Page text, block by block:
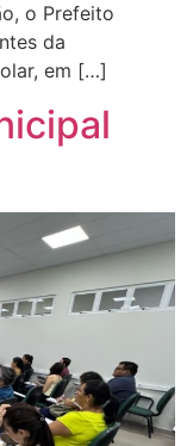
o Prefeito
da
em […]